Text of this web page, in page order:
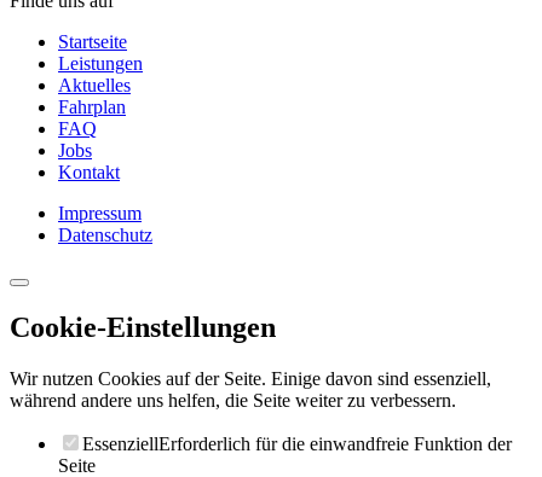
Startseite
Leistungen
Aktuelles
Fahrplan
FAQ
Jobs
Kontakt
Impressum
Datenschutz
Cookie-Einstellungen
Wir nutzen Cookies auf der Seite. Einige davon sind essenziell,
während andere uns helfen, die Seite weiter zu verbessern.
EssenziellErforderlich für die einwandfreie Funktion der
Seite